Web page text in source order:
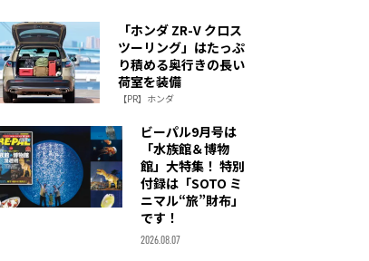
「ホンダ ZR-V クロス
ツーリング」はたっぷ
り積める奥行きの長い
荷室を装備
【PR】ホンダ
ビーパル9月号は
「水族館＆博物
館」大特集！ 特別
付録は「SOTO ミ
ニマル“旅”財布」
です！
2026.08.07